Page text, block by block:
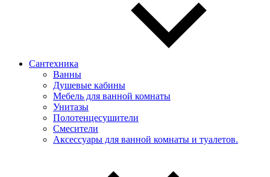
Сантехника
Ванны
Душевые кабины
Мебель для ванной комнаты
Унитазы
Полотенцесушители
Смесители
Аксессуары для ванной комнаты и туалетов.